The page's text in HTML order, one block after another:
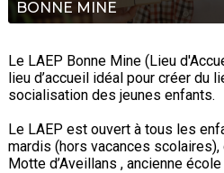
BONNE MINE
Le LAEP Bonne Mine (Lieu
lieu d’accueil idéal pour créer du
socialisation des jeunes enfants.
Le LAEP est ouvert à tous les
mardis (hors vacances scolaires),
Motte d’Aveillans , ancienne